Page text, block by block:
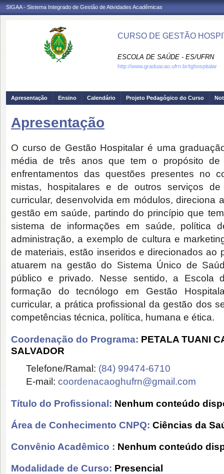
SIGAA - Sistema Integrado de Gestão de Atividades Acadêmicas
CURSO DE GESTÃO
ESCOLA DE SAÚDE - ES/UFRN
http://www.graduacao.ufrn.br/tghospitalar
Apresentação Ensino Calendário Projeto Pedagógico do Curso
Apresentação
O curso de Gestão Hospitalar é uma
média de três anos que tem o propósito de
enfrentamentos das questões presentes no
mistas, hospitalares e de outros serviços
curricular, desenvolvida em módulos, direciona
gestão em saúde, partindo do princípio que
sistema de informações em saúde, política
administração, a exemplo de cultura e
de materiais, estão inseridos e direcionados ao
atuarem na gestão do Sistema Único de
público e privado. Nesse sentido, a Escola
formação do tecnólogo em Gestão
curricular, a prática profissional da gestão dos
competências técnica, política, humana e ética.
Coordenação do Programa: PETALA TUANI
SALVADOR
Telefone/Ramal: (84) 99474-6710
E-mail: coordenacaoghufrn@gmail.com
Título do Profissional: Nenhum conteúdo
Área de Conhecimento CNPQ: Ciências da
Convênio Acadêmico : Nenhum conteúdo
Modalidade de Curso: Presencial